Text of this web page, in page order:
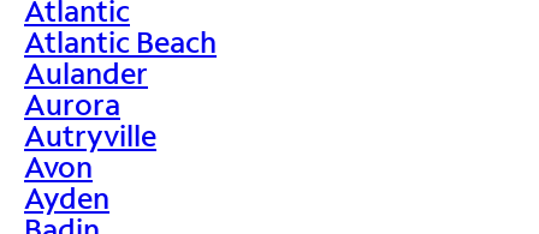
Atlantic
Atlantic Beach
Aulander
Aurora
Autryville
Avon
Ayden